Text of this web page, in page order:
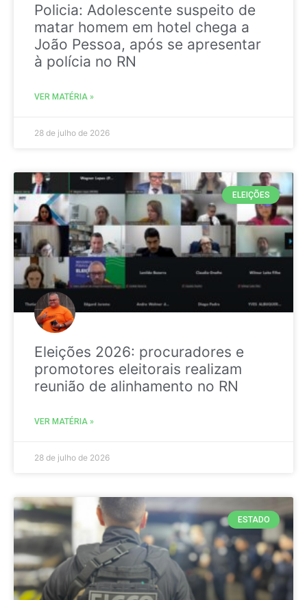
Policia: Adolescente suspeito de
matar homem em hotel chega a
João Pessoa, após se apresentar
à polícia no RN
VER MATÉRIA »
28 de julho de 2026
ELEIÇÕES
Eleições 2026: procuradores e
promotores eleitorais realizam
reunião de alinhamento no RN
VER MATÉRIA »
28 de julho de 2026
ESTADO